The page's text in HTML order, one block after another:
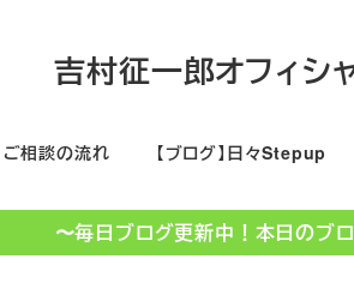
吉村征一郎オフィシ
ご相談の流れ 【ブログ】日々Stepup
〜毎日ブログ更新中！本日のブ